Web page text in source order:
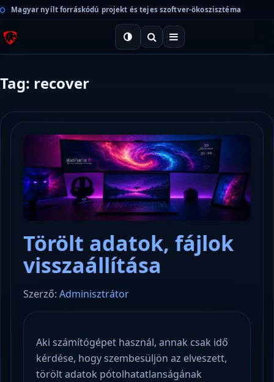
Magyar nyílt forráskódú projekt és tejes szoftver-ökoszisztéma
Tag: recover
Törölt adatok, fájlok
visszaállítása
Szerző: Adminisztrátor
Aki számítógépet használ, annak csak idő
kérdése, hogy szembesüljön az elveszett,
törölt adatok pótolhatatlanságának